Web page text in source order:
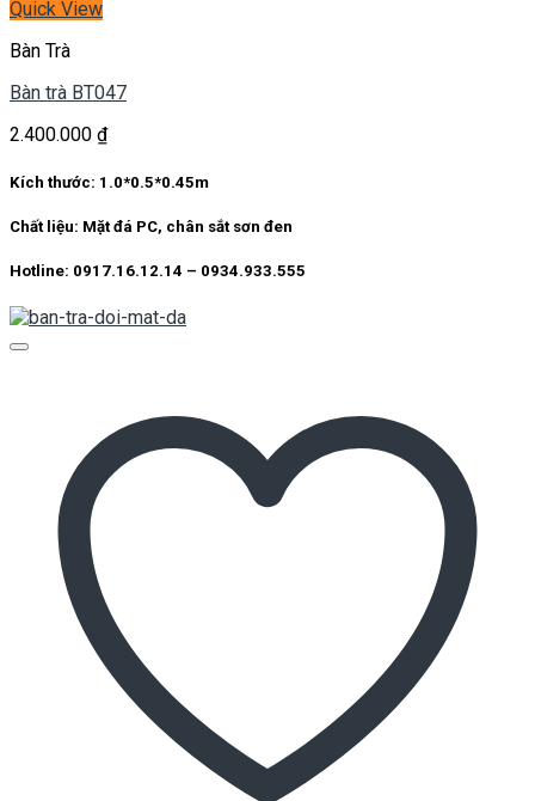
Quick View
Bàn Trà
Bàn trà BT047
2.400.000 ₫
Kích thước: 1.0*0.5*0.45m
Chất liệu: Mặt đá PC, chân sắt sơn đen
Hotline: 0917.16.12.14 – 0934.933.555